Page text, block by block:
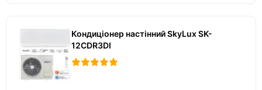
Кондиціонер настінний SkyLux SK-
12CDR3DI